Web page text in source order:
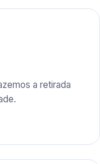
a retirada